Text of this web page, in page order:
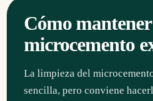
Cómo
microcemento
La limpieza del
sencilla, pero conviene